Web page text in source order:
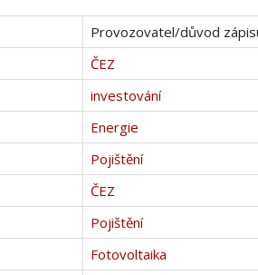
Provozovatel/důvod
ČEZ
investování
Energie
Pojištění
ČEZ
Pojištění
Fotovoltaika